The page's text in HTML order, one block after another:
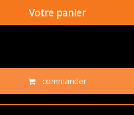
Votre panier
commander